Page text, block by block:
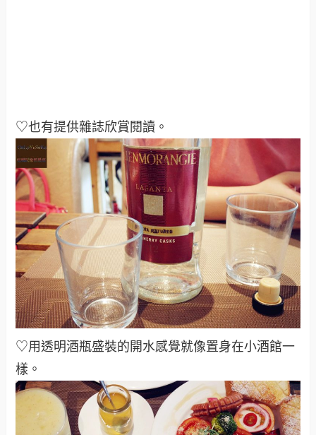
♡也有提供雜誌欣賞閱讀 。
♡用透明酒瓶盛裝的開水感覺就像置身在小酒館一
樣 。